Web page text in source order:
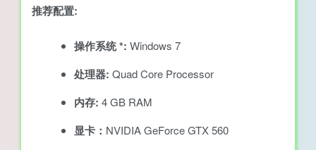
推荐配置:
操作系统 *: Windows 7
处理器: Quad Core Processor
内存: 4 GB RAM
显卡： NVIDIA GeForce GTX 560